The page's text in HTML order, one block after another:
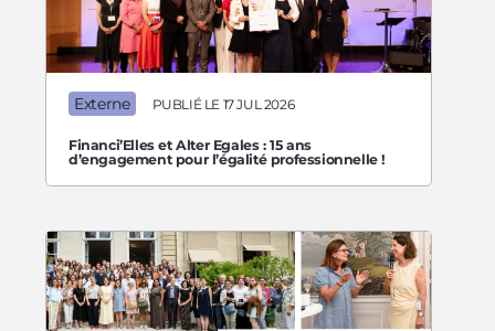
Financi’Elles et Alter Egales : 15 ans
d’engagement pour l’égalité professionnelle !
Externe PUBLIÉ LE 17 JUL 2026